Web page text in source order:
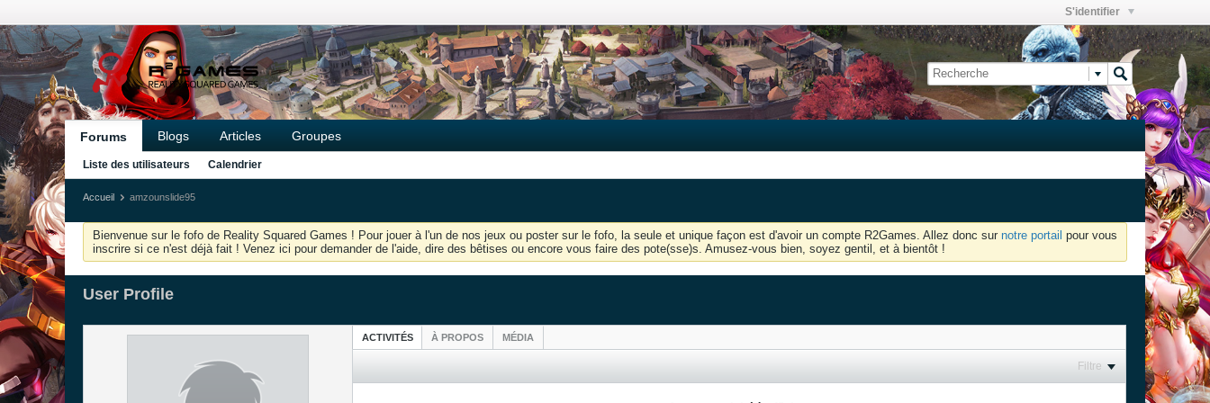
S'identifier
Forums Blogs Articles Groupes
Liste des utilisateurs Calendrier
Accueil amzounslide95
Bienvenue sur le fofo de Reality Squared Games ! Pour jouer à l'un de nos jeux ou poster sur le fofo, la seule et unique façon est d'avoir un compte R2Games. Allez donc sur notre portail pour vous
inscrire si ce n'est déjà fait ! Venez ici pour demander de l'aide, dire des bêtises ou encore vous faire des pote(sse)s. Amusez-vous bien, soyez gentil, et à bientôt !
User Profile
ACTIVITÉS À PROPOS MÉDIA
Filtre